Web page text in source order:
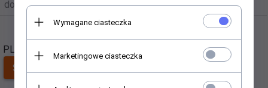
do
PLN
Wymagane ciasteczka
Marketingowe ciasteczka